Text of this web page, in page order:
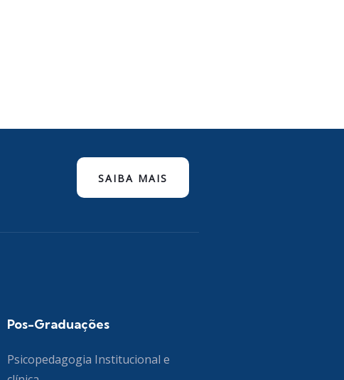
SAIBA MAIS
Pos-Graduações
Psicopedagogia Institucional e